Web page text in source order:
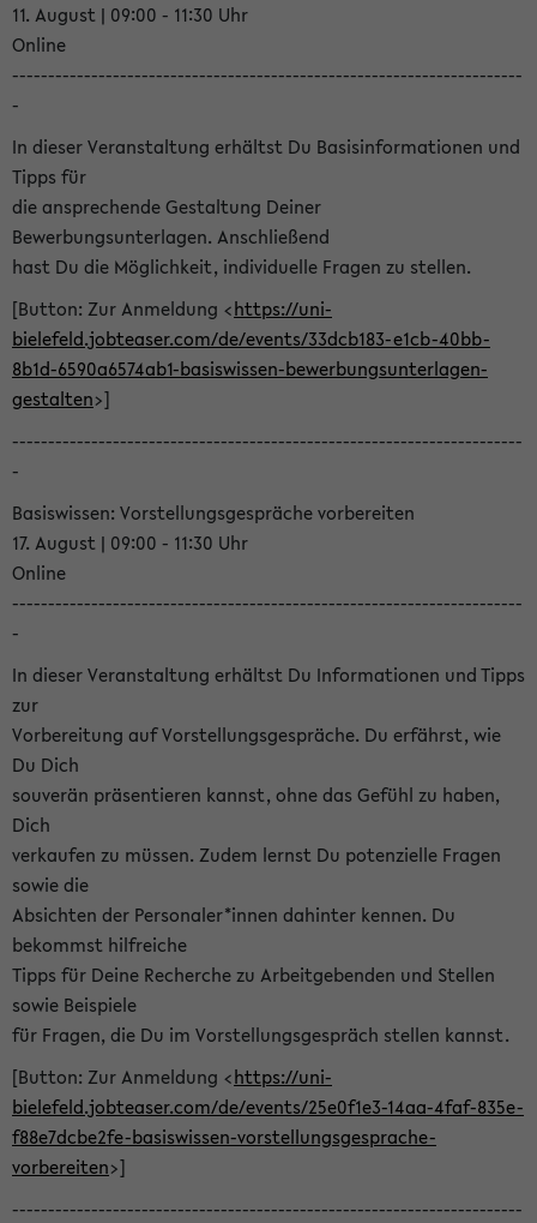
11. August | 09:00 - 11:30 Uhr
Online
-----------------------------------------------------------------------
-
In dieser Veranstaltung erhältst Du Basisinformationen und
Tipps für
die ansprechende Gestaltung Deiner
Bewerbungsunterlagen. Anschließend
hast Du die Möglichkeit, individuelle Fragen zu stellen.
[Button: Zur Anmeldung <https://uni-
bielefeld.jobteaser.com/de/events/33dcb183-e1cb-40bb-
8b1d-6590a6574ab1-basiswissen-bewerbungsunterlagen-
gestalten>]
-----------------------------------------------------------------------
-
Basiswissen: Vorstellungsgespräche vorbereiten
17. August | 09:00 - 11:30 Uhr
Online
-----------------------------------------------------------------------
-
In dieser Veranstaltung erhältst Du Informationen und Tipps
zur
Vorbereitung auf Vorstellungsgespräche. Du erfährst, wie
Du Dich
souverän präsentieren kannst, ohne das Gefühl zu haben,
Dich
verkaufen zu müssen. Zudem lernst Du potenzielle Fragen
sowie die
Absichten der Personaler*innen dahinter kennen. Du
bekommst hilfreiche
Tipps für Deine Recherche zu Arbeitgebenden und Stellen
sowie Beispiele
für Fragen, die Du im Vorstellungsgespräch stellen kannst.
[Button: Zur Anmeldung <https://uni-
bielefeld.jobteaser.com/de/events/25e0f1e3-14aa-4faf-835e-
f88e7dcbe2fe-basiswissen-vorstellungsgesprache-
vorbereiten>]
-----------------------------------------------------------------------